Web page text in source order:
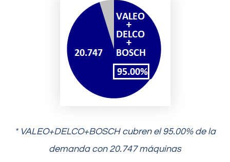
* VALEO+DELCO+BOSCH cubren el 95.00% de la
demanda con 20.747 máquinas